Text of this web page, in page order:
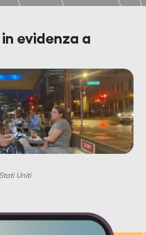
evidenza a
Uniti